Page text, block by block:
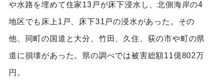
や水路を埋めて住家13戸が床下浸水し、北側海岸の4
地区でも床上1戸、床下31戸の浸水があった。その
他、同町の国道と大分、竹田、久住、荻の市や町の県
道に損壊があった。県の調べでは被害総額11億802万
円。